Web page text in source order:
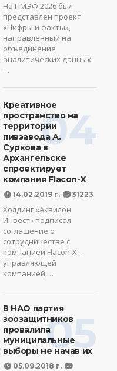
На ПМЭФ 2026 был
представлен проект
«Цифры и факты»,
направленный на
объединение
аналитических данных.
…
04
Креативное
пространство на
территории
пивзавода А.
Суркова в
Архангельске
спроектирует
компания Flacon-X
14.02.2019 г. 31223
Холдинг «Аквилон
Инвест» подписал
соглашение о
сотрудничестве с
компанией Flacon-X –
управляющей
компанией,…
05
В НАО партия
зоозащитников
провалила
муниципальные
выборы не начав их
05.09.2018 г.